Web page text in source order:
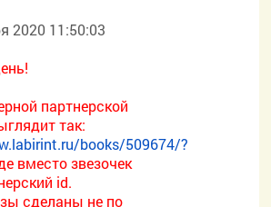
2020 11:50:03
партнерской
так:
books/509674/?
вместо звезочек
id.
сделаны не по